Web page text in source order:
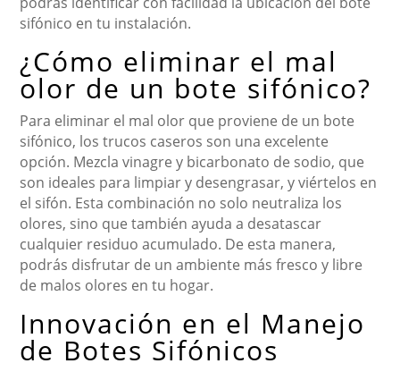
sifónico en tu instalación.
¿Cómo eliminar el mal
olor de un bote sifónico?
Para eliminar el mal olor que proviene de un bote
sifónico, los trucos caseros son una excelente
opción. Mezcla vinagre y bicarbonato de sodio, que
son ideales para limpiar y desengrasar, y viértelos en
el sifón. Esta combinación no solo neutraliza los
olores, sino que también ayuda a desatascar
cualquier residuo acumulado. De esta manera,
podrás disfrutar de un ambiente más fresco y libre
de malos olores en tu hogar.
Innovación en el Manejo
de Botes Sifónicos